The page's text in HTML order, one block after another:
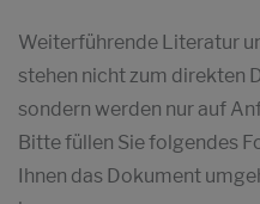
Weiterführende Literatur
stehen nicht zum direkten
sondern werden nur auf
Bitte füllen Sie folgendes
Ihnen das Dokument